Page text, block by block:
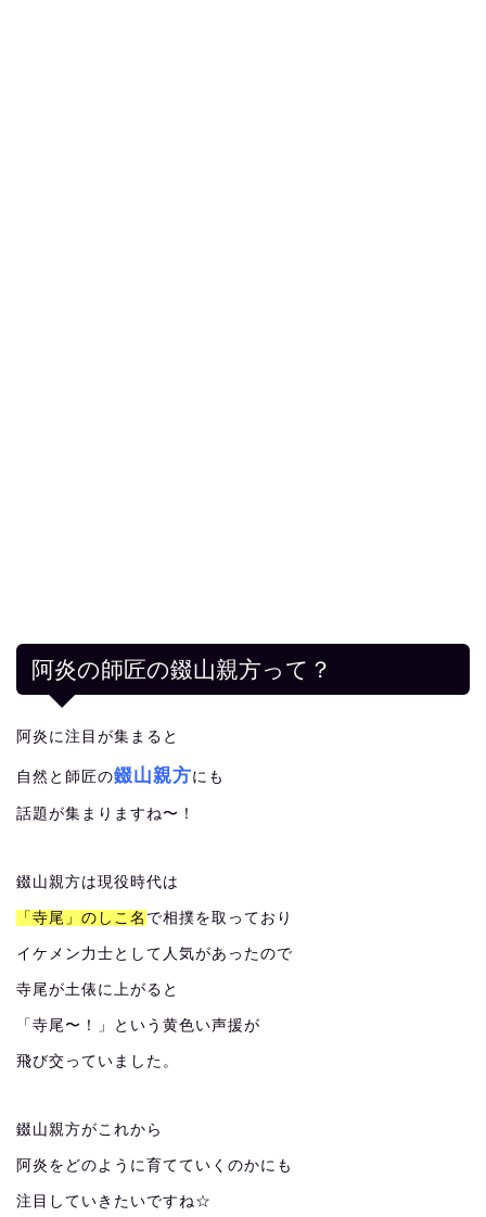
阿炎の師匠の錣山親方って？
阿炎に注目が集まると
自然と師匠の錣山親方にも
話題が集まりますね〜！
錣山親方は現役時代は
「寺尾」のしこ名 で相撲を取っており
イケメン力士として人気があったので
寺尾が土俵に上がると
「寺尾〜！」という黄色い声援が
飛び交っていました。
錣山親方がこれから
阿炎をどのように育てていくのかにも
注目していきたいですね☆